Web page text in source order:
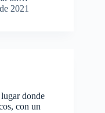
2021
donde
con un